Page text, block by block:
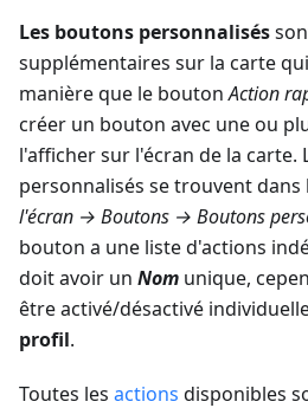
Les boutons personnalisés
supplémentaires sur la carte
manière que le boutonAction
créer un bouton avec une ou
l'afficher sur l'écran de la carte.
personnalisés se trouvent dans
l'écran → Boutons → Boutons
bouton a une liste d'actions
doit avoir un Nom unique,
être activé/désactivé
profil.
Toutes les actions disponibles